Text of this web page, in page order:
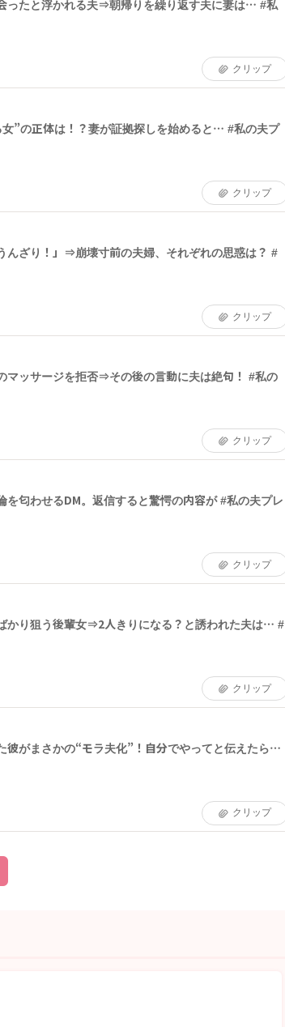
ったと浮かれる夫⇒朝帰りを繰り返す夫に妻は… #私
クリップ
”の正体は！？妻が証拠探しを始めると… #私の夫プ
クリップ
んざり！」⇒崩壊寸前の夫婦、それぞれの思惑は？ #
クリップ
マッサージを拒否⇒その後の言動に夫は絶句！ #私の
クリップ
を匂わせるDM。返信すると驚愕の内容が #私の夫プレ
クリップ
かり狙う後輩女⇒2人きりになる？と誘われた夫は… #
クリップ
彼がまさかの“モラ夫化”！自分でやってと伝えたら…
クリップ